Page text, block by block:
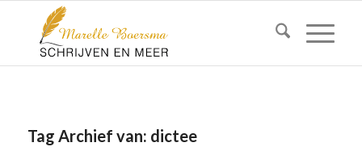
Tag Archief van: dictee